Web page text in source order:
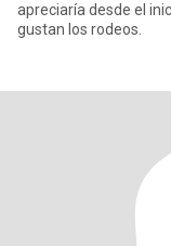
apreciaría desde el
gustan los rodeos.